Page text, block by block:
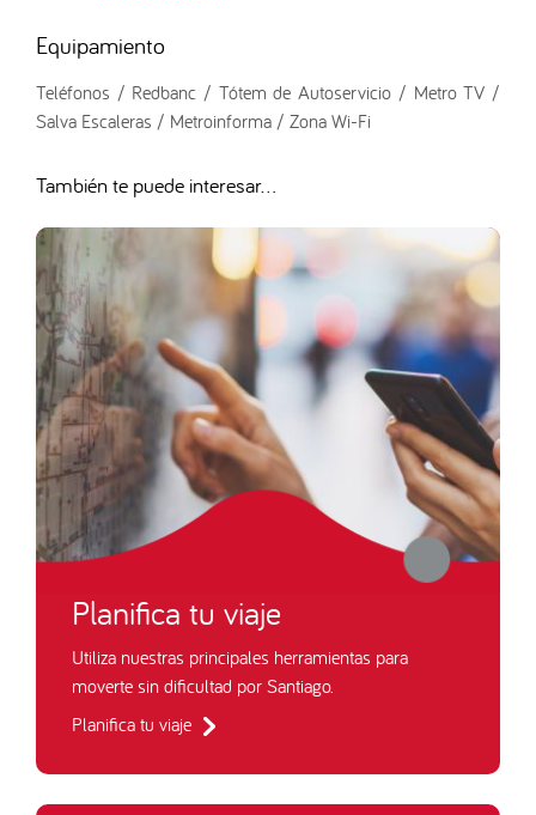
Equipamiento
Teléfonos / Redbanc / Tótem de Autoservicio / Metro TV /
Salva Escaleras / Metroinforma / Zona Wi-Fi
También te puede interesar...
Planifica tu viaje
Utiliza nuestras principales herramientas para
moverte sin dificultad por Santiago.
Planifica tu viaje